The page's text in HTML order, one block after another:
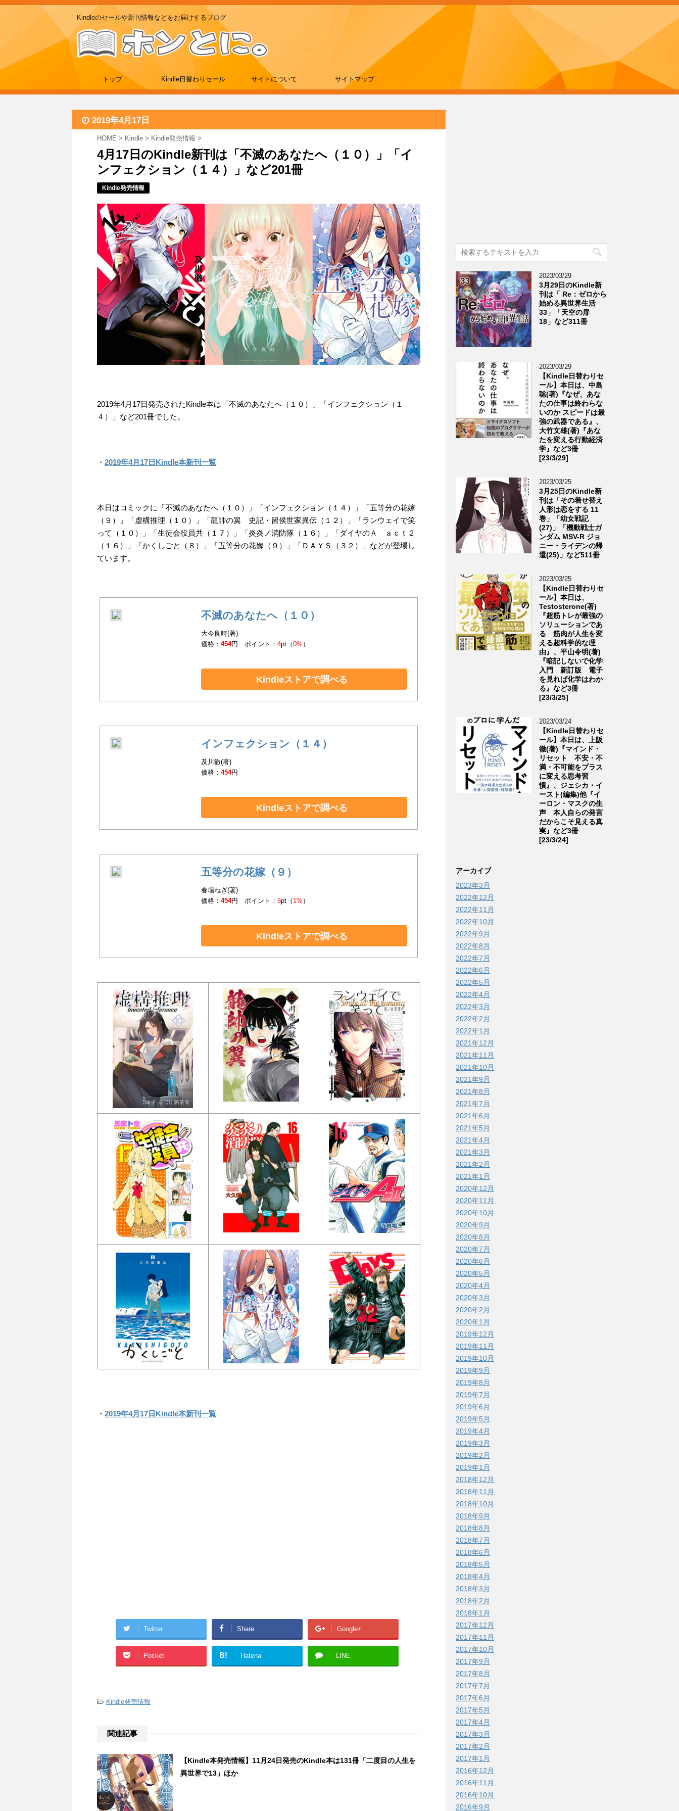
Kindleのセールや新刊情報などをお届けするブログ
トップ Kindle日替わりセール サイトについて サイトマップ
2019年4月17日
HOME > Kindle > Kindle発売情報 >
4月17日のKindle新刊は「不滅のあなたへ（１０）」「イ
ンフェクション（１４）」など201冊
Kindle発売情報
2019年4月17日発売されたKindle本は「不滅のあなたへ（１０）」「インフェクション（１
４）」など201冊でした。
・ 2019年4月17日Kindle本新刊一覧
本日はコミックに「不滅のあなたへ（１０）」「インフェクション（１４）」「五等分の花嫁
（９）」「虚構推理（１０）」「龍帥の翼 史記・留侯世家異伝（１２）」「ランウェイで笑
って（１０）」「生徒会役員共（１７）」「炎炎ノ消防隊（１６）」「ダイヤのＡ ａｃｔ２
（１６）」「かくしごと（８）」「五等分の花嫁（９）」「ＤＡＹＳ（３２）」などが登場し
ています。
不滅のあなたへ（１０）
大今良時(著)
価格：454円 ポイント：4pt（0% ）
Kindleストアで調べる
インフェクション（１４）
及川徹(著)
価格：454円
Kindleストアで調べる
五等分の花嫁（９）
春場ねぎ(著)
価格：454円 ポイント：5pt（ 1% ）
Kindleストアで調べる
・ 2019年4月17日Kindle本新刊一覧
Twitter Share Google+
Pocket B! Hatena LINE
-Kindle発売情報
関連記事
【Kindle本発売情報】11月24日発売のKindle本は131冊「二度目の人生を
異世界で13」ほか
2023/03/29
3月29日のKindle新
刊は「 Re：ゼロから
始める異世界生活
33」「天空の扉
18」など311冊
2023/03/29
【Kindle日替わりセ
ール】本日は、中島
聡(著)『なぜ、あな
たの仕事は終わらな
いのか スピードは最
強の武器である』、
大竹文雄(著)『あな
たを変える行動経済
学』など3冊
[23/3/29]
2023/03/25
3月25日のKindle新
刊は「その着せ替え
人形は恋をする 11
巻」「幼女戦記
(27)」「機動戦士ガ
ンダム MSV-R ジョ
ニー・ライデンの帰
還(25)」など511冊
2023/03/25
【Kindle日替わりセ
ール】本日は、
Testosterone(著)
『超筋トレが最強の
ソリューションであ
る 筋肉が人生を変
える超科学的な理
由』、平山令明(著)
『暗記しないで化学
入門 新訂版 電子
を見れば化学はわか
る』など3冊
[23/3/25]
2023/03/24
【Kindle日替わりセ
ール】本日は、上阪
徹(著)『マインド・
リセット 不安・不
満・不可能をプラス
に変える思考習
慣』、ジェシカ・イ
ースト(編集)他『イ
ーロン・マスクの生
声 本人自らの発言
だからこそ見える真
実』など3冊
[23/3/24]
アーカイブ
2023年3月
2022年12月
2022年11月
2022年10月
2022年9月
2022年8月
2022年7月
2022年6月
2022年5月
2022年4月
2022年3月
2022年2月
2022年1月
2021年12月
2021年11月
2021年10月
2021年9月
2021年8月
2021年7月
2021年6月
2021年5月
2021年4月
2021年3月
2021年2月
2021年1月
2020年12月
2020年11月
2020年10月
2020年9月
2020年8月
2020年7月
2020年6月
2020年5月
2020年4月
2020年3月
2020年2月
2020年1月
2019年12月
2019年11月
2019年10月
2019年9月
2019年8月
2019年7月
2019年6月
2019年5月
2019年4月
2019年3月
2019年2月
2019年1月
2018年12月
2018年11月
2018年10月
2018年9月
2018年8月
2018年7月
2018年6月
2018年5月
2018年4月
2018年3月
2018年2月
2018年1月
2017年12月
2017年11月
2017年10月
2017年9月
2017年8月
2017年7月
2017年6月
2017年5月
2017年4月
2017年3月
2017年2月
2017年1月
2016年12月
2016年11月
2016年10月
2016年9月